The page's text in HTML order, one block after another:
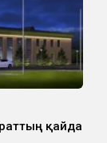
қайда